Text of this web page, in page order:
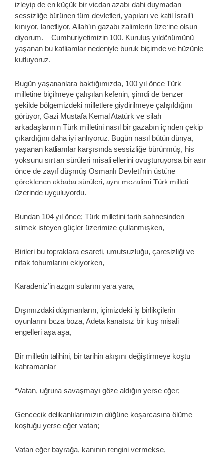
izleyip de en küçük bir vicdan azabı dahi duymadan
sessizliğe bürünen tüm devletleri, yapıları ve katil İsrail’i
kınıyor, lanetliyor, Allah’ın gazabı zalimlerin üzerine olsun
diyorum. Cumhuriyetimizin 100. Kuruluş yıldönümünü
yaşanan bu katliamlar nedeniyle buruk biçimde ve hüzünle
kutluyoruz.
Bugün yaşananlara baktığımızda, 100 yıl önce Türk
milletine biçilmeye çalışılan kefenin, şimdi de benzer
şekilde bölgemizdeki milletlere giydirilmeye çalışıldığını
görüyor, Gazi Mustafa Kemal Atatürk ve silah
arkadaşlarının Türk milletini nasıl bir gazabın içinden çekip
çıkardığını daha iyi anlıyoruz. Bugün nasıl bütün dünya,
yaşanan katliamlar karşısında sessizliğe bürünmüş, his
yoksunu sırtlan sürüleri misali ellerini ovuşturuyorsa bir asır
önce de zayıf düşmüş Osmanlı Devleti’nin üstüne
çöreklenen akbaba sürüleri, aynı mezalimi Türk milleti
üzerinde uyguluyordu.
Bundan 104 yıl önce; Türk milletini tarih sahnesinden
silmek isteyen güçler üzerimize çullanmışken,
Birileri bu topraklara esareti, umutsuzluğu, çaresizliği ve
nifak tohumlarını ekiyorken,
Karadeniz’in azgın sularını yara yara,
Dışımızdaki düşmanların, içimizdeki iş birlikçilerin
oyunlarını boza boza, Adeta kanatsız bir kuş misali
engelleri aşa aşa,
Bir milletin talihini, bir tarihin akışını değiştirmeye koştu
kahramanlar.
“Vatan, uğruna savaşmayı göze aldığın yerse eğer;
Gencecik delikanlılarımızın düğüne koşarcasına ölüme
koştuğu yerse eğer vatan;
Vatan eğer bayrağa, kanının rengini vermekse,